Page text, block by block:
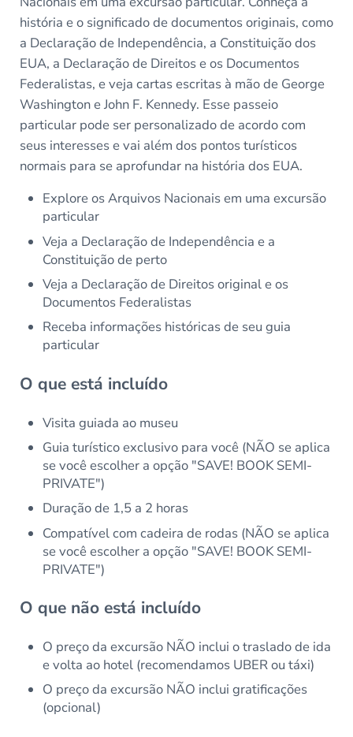
história e o significado de documentos originais, como
a Declaração de Independência, a Constituição dos
EUA, a Declaração de Direitos e os Documentos
Federalistas, e veja cartas escritas à mão de George
Washington e John F. Kennedy. Esse passeio
particular pode ser personalizado de acordo com
seus interesses e vai além dos pontos turísticos
normais para se aprofundar na história dos EUA.
Explore os Arquivos Nacionais em uma excursão
particular
Veja a Declaração de Independência e a
Constituição de perto
Veja a Declaração de Direitos original e os
Documentos Federalistas
Receba informações históricas de seu guia
particular
O que está incluído
Visita guiada ao museu
Guia turístico exclusivo para você (NÃO se aplica
se você escolher a opção "SAVE! BOOK SEMI-
PRIVATE")
Duração de 1,5 a 2 horas
Compatível com cadeira de rodas (NÃO se aplica
se você escolher a opção "SAVE! BOOK SEMI-
PRIVATE")
O que não está incluído
O preço da excursão NÃO inclui o traslado de ida
e volta ao hotel (recomendamos UBER ou táxi)
O preço da excursão NÃO inclui gratificações
(opcional)